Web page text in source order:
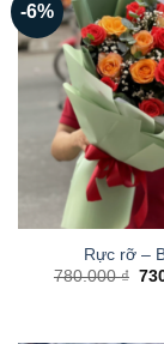
-6%
Rực rỡ –
780.000₫ Giá